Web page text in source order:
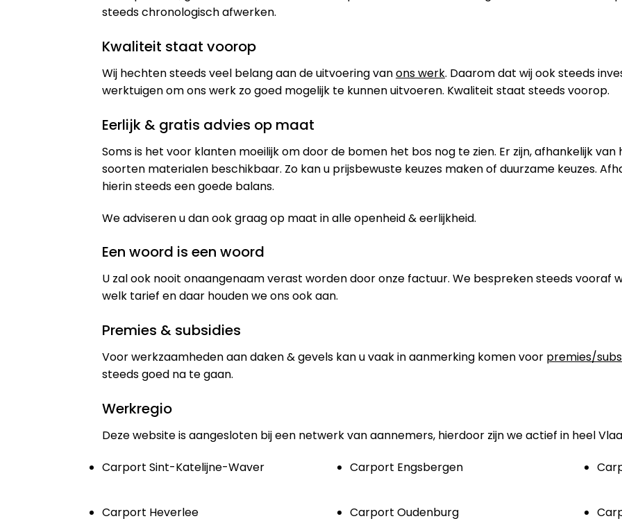
steeds chronologisch afwerken.
Kwaliteit staat voorop
Wij hechten steeds veel belang aan de uitvoering vanons werk. Daarom dat wij ook steeds
werktuigen om ons werk zo goed mogelijk te kunnen uitvoeren. Kwaliteit staat steeds voorop.
Eerlijk & gratis advies op maat
Soms is het voor klanten moeilijk om door de bomen het bos nog te zien. Er zijn, afhankelijk
soorten materialen beschikbaar. Zo kan u prijsbewuste keuzes maken of duurzame keuzes.
hierin steeds een goede balans.
We adviseren u dan ook graag op maat in alle openheid & eerlijkheid.
Een woord is een woord
U zal ook nooit onaangenaam verast worden door onze factuur. We bespreken steeds
welk tarief en daar houden we ons ook aan.
Premies & subsidies
Voor werkzaamheden aan daken & gevels kan u vaak in aanmerking komen voor premies/
steeds goed na te gaan.
Werkregio
Deze website is aangesloten bij een netwerk van aannemers, hierdoor zijn we actief in heel
Carport Sint-Katelijne-Waver
Carport Engsbergen
Carport Heverlee Carport Oudenburg